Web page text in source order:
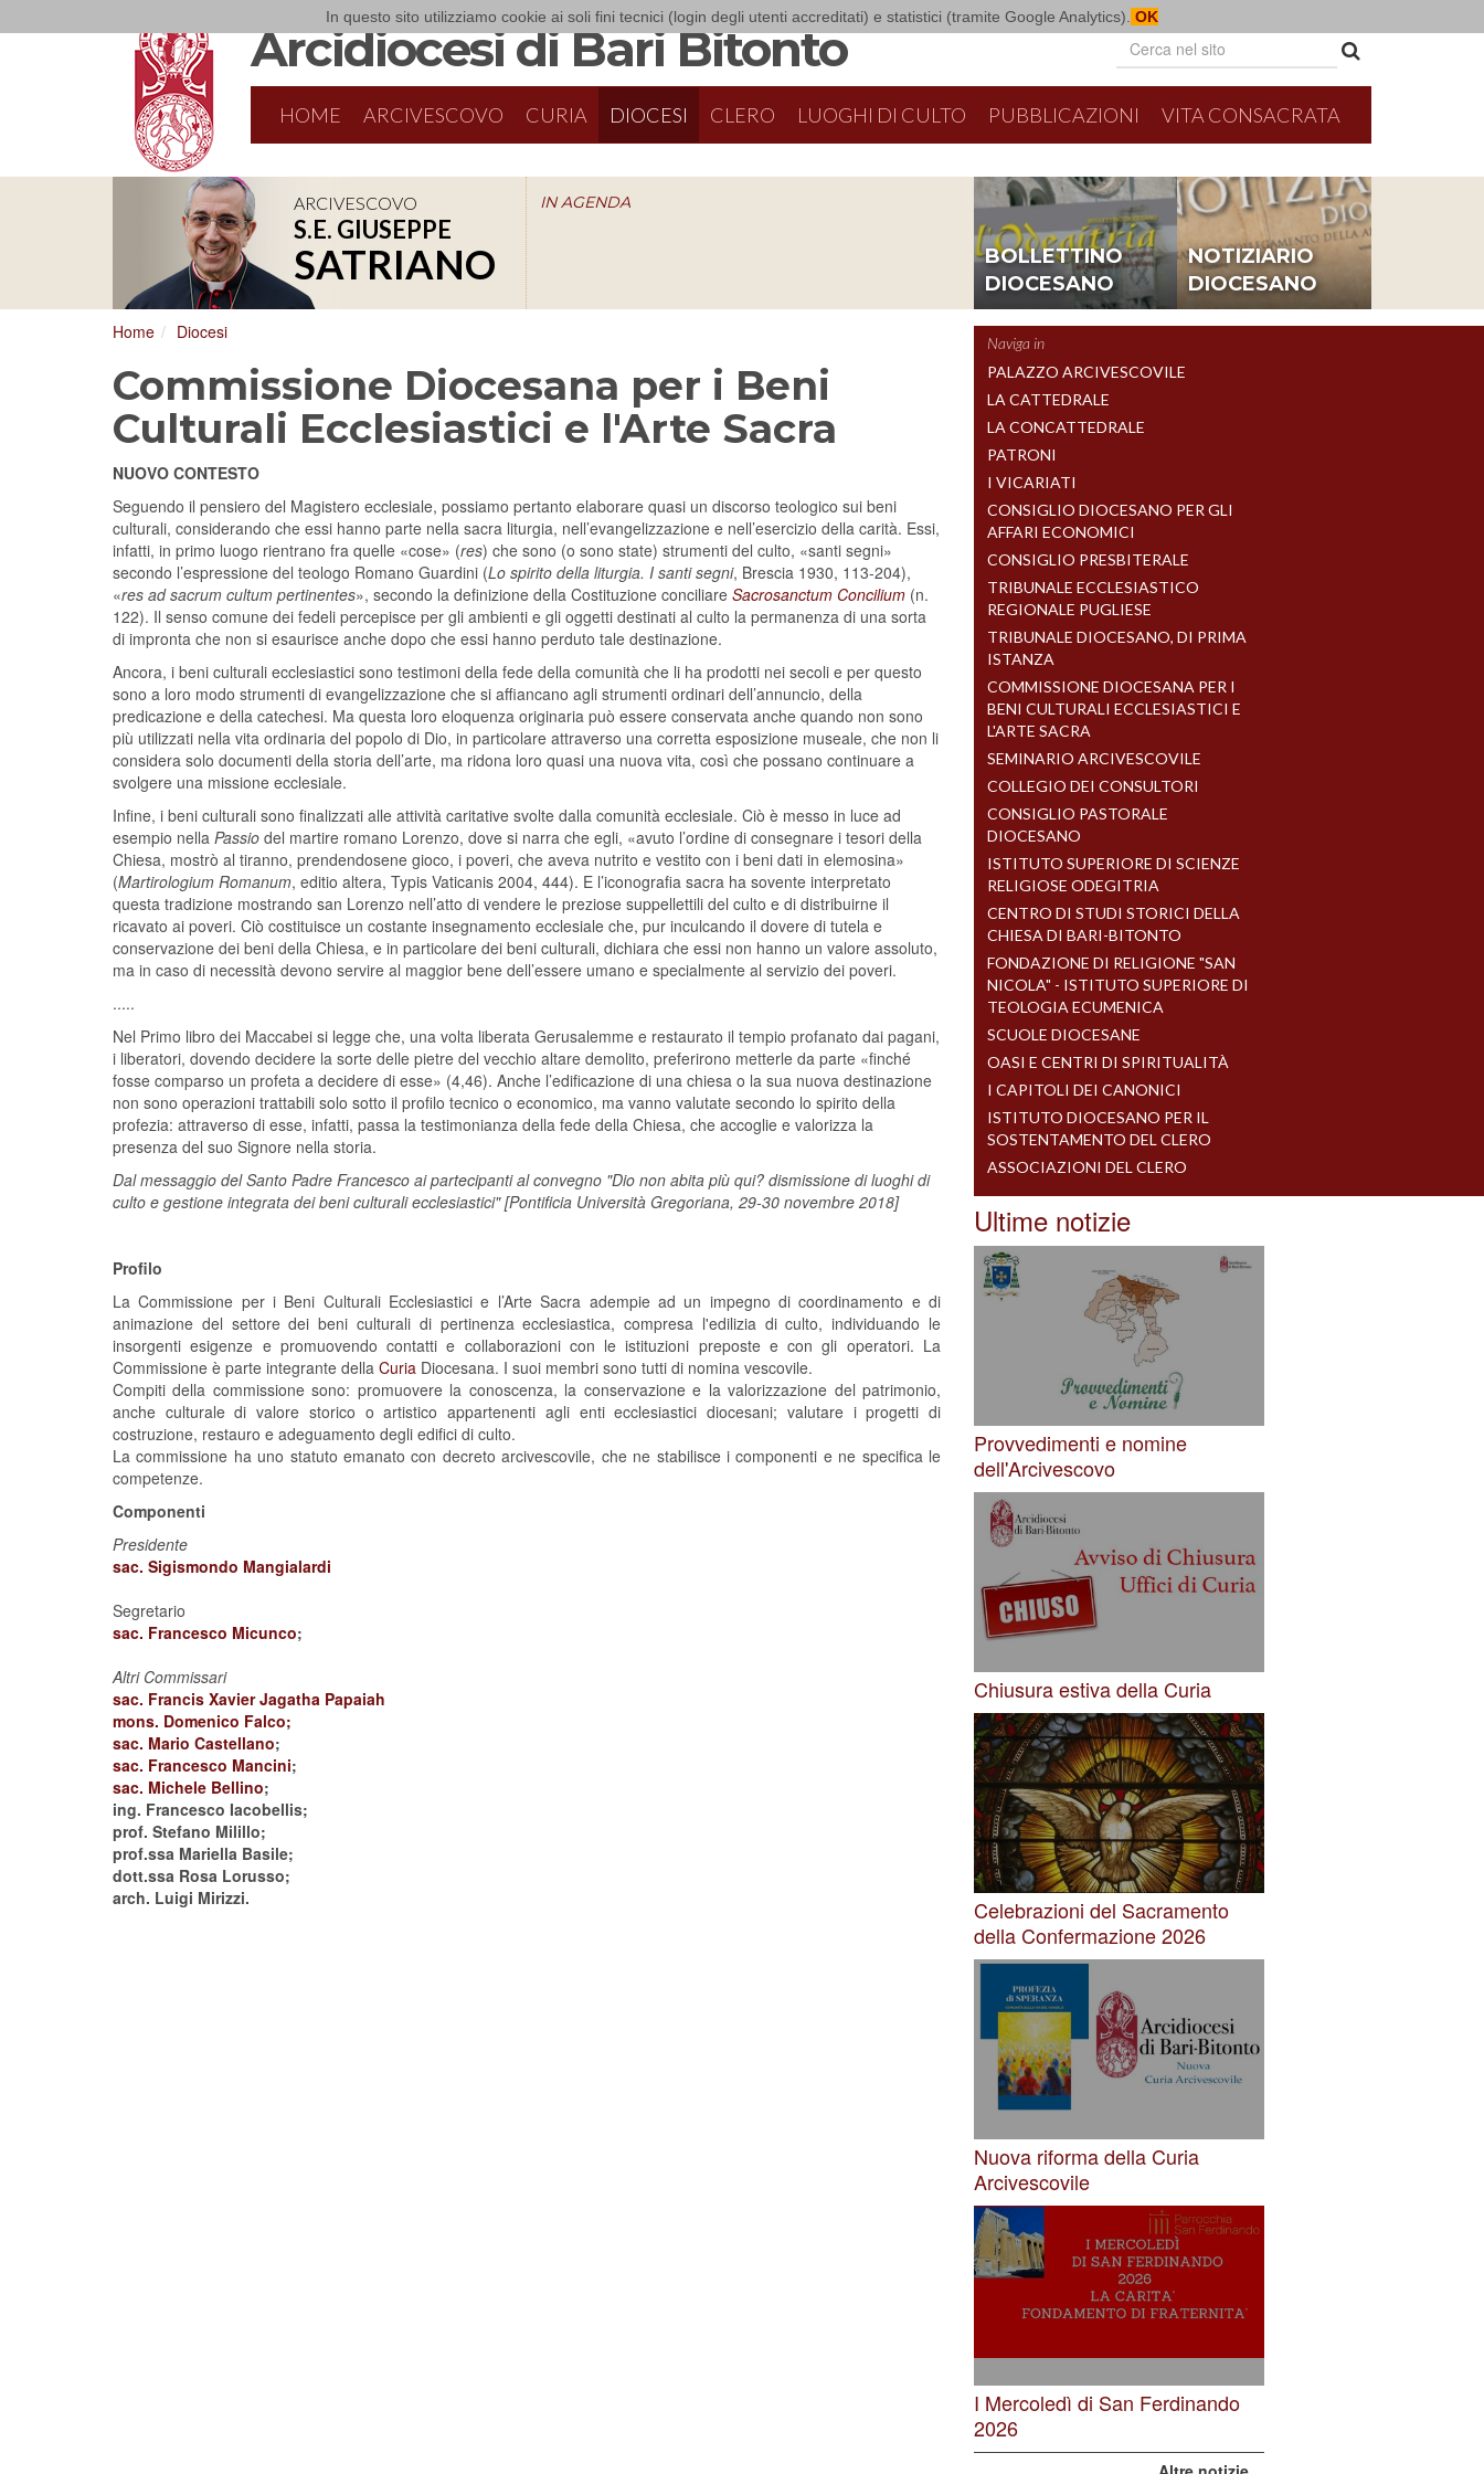
In questo sito utilizziamo cookie ai soli fini tecnici (login degli utenti accreditati) e statistici (tramite Google Analytics). OK
Arcidiocesi di Bari Bitonto
HOME ARCIVESCOVO CURIA DIOCESI CLERO LUOGHI DI CULTO PUBBLICAZIONI VITA CONSACRATA
ARCIVESCOVO
S.E. GIUSEPPE
SATRIANO
IN AGENDA
BOLLETTINO
DIOCESANO
NOTIZIARIO
DIOCESANO
Home Diocesi
Commissione Diocesana per i Beni
Culturali Ecclesiastici e l'Arte Sacra
NUOVO CONTESTO
Seguendo il pensiero del Magistero ecclesiale, possiamo pertanto elaborare quasi un discorso teologico sui beni
culturali, considerando che essi hanno parte nella sacra liturgia, nell’evangelizzazione e nell’esercizio della carità. Essi,
infatti, in primo luogo rientrano fra quelle «cose» (res) che sono (o sono state) strumenti del culto, «santi segni»
secondo l’espressione del teologo Romano Guardini (Lo spirito della liturgia. I santi segni, Brescia 1930, 113-204),
«res ad sacrum cultum pertinentes», secondo la definizione della Costituzione conciliare Sacrosanctum Concilium (n.
122). Il senso comune dei fedeli percepisce per gli ambienti e gli oggetti destinati al culto la permanenza di una sorta
di impronta che non si esaurisce anche dopo che essi hanno perduto tale destinazione.
Ancora, i beni culturali ecclesiastici sono testimoni della fede della comunità che li ha prodotti nei secoli e per questo
sono a loro modo strumenti di evangelizzazione che si affiancano agli strumenti ordinari dell’annuncio, della
predicazione e della catechesi. Ma questa loro eloquenza originaria può essere conservata anche quando non sono
più utilizzati nella vita ordinaria del popolo di Dio, in particolare attraverso una corretta esposizione museale, che non li
considera solo documenti della storia dell’arte, ma ridona loro quasi una nuova vita, così che possano continuare a
svolgere una missione ecclesiale.
Infine, i beni culturali sono finalizzati alle attività caritative svolte dalla comunità ecclesiale. Ciò è messo in luce ad
esempio nella Passio del martire romano Lorenzo, dove si narra che egli, «avuto l’ordine di consegnare i tesori della
Chiesa, mostrò al tiranno, prendendosene gioco, i poveri, che aveva nutrito e vestito con i beni dati in elemosina»
(Martirologium Romanum, editio altera, Typis Vaticanis 2004, 444). E l’iconografia sacra ha sovente interpretato
questa tradizione mostrando san Lorenzo nell’atto di vendere le preziose suppellettili del culto e di distribuirne il
ricavato ai poveri. Ciò costituisce un costante insegnamento ecclesiale che, pur inculcando il dovere di tutela e
conservazione dei beni della Chiesa, e in particolare dei beni culturali, dichiara che essi non hanno un valore assoluto,
ma in caso di necessità devono servire al maggior bene dell’essere umano e specialmente al servizio dei poveri.
.....
Nel Primo libro dei Maccabei si legge che, una volta liberata Gerusalemme e restaurato il tempio profanato dai pagani,
i liberatori, dovendo decidere la sorte delle pietre del vecchio altare demolito, preferirono metterle da parte «finché
fosse comparso un profeta a decidere di esse» (4,46). Anche l’edificazione di una chiesa o la sua nuova destinazione
non sono operazioni trattabili solo sotto il profilo tecnico o economico, ma vanno valutate secondo lo spirito della
profezia: attraverso di esse, infatti, passa la testimonianza della fede della Chiesa, che accoglie e valorizza la
presenza del suo Signore nella storia.
Dal messaggio del Santo Padre Francesco ai partecipanti al convegno "Dio non abita più qui? dismissione di luoghi di
culto e gestione integrata dei beni culturali ecclesiastici" [Pontificia Università Gregoriana, 29-30 novembre 2018]
Profilo
La Commissione per i Beni Culturali Ecclesiastici e l’Arte Sacra adempie ad un impegno di coordinamento e di
animazione del settore dei beni culturali di pertinenza ecclesiastica, compresa l'edilizia di culto, individuando le
insorgenti esigenze e promuovendo contatti e collaborazioni con le istituzioni preposte e con gli operatori. La
Commissione è parte integrante della Curia Diocesana. I suoi membri sono tutti di nomina vescovile.
Compiti della commissione sono: promuovere la conoscenza, la conservazione e la valorizzazione del patrimonio,
anche culturale di valore storico o artistico appartenenti agli enti ecclesiastici diocesani; valutare i progetti di
costruzione, restauro e adeguamento degli edifici di culto.
La commissione ha uno statuto emanato con decreto arcivescovile, che ne stabilisce i componenti e ne specifica le
competenze.
Componenti
Presidente
sac. Sigismondo Mangialardi
Segretario
sac. Francesco Micunco;
Altri Commissari
sac. Francis Xavier Jagatha Papaiah
mons. Domenico Falco;
sac. Mario Castellano;
sac. Francesco Mancini;
sac. Michele Bellino;
ing. Francesco Iacobellis;
prof. Stefano Milillo;
prof.ssa Mariella Basile;
dott.ssa Rosa Lorusso;
arch. Luigi Mirizzi.
Naviga in
PALAZZO ARCIVESCOVILE
LA CATTEDRALE
LA CONCATTEDRALE
PATRONI
I VICARIATI
CONSIGLIO DIOCESANO PER GLI
AFFARI ECONOMICI
CONSIGLIO PRESBITERALE
TRIBUNALE ECCLESIASTICO
REGIONALE PUGLIESE
TRIBUNALE DIOCESANO, DI PRIMA
ISTANZA
COMMISSIONE DIOCESANA PER I
BENI CULTURALI ECCLESIASTICI E
L'ARTE SACRA
SEMINARIO ARCIVESCOVILE
COLLEGIO DEI CONSULTORI
CONSIGLIO PASTORALE
DIOCESANO
ISTITUTO SUPERIORE DI SCIENZE
RELIGIOSE ODEGITRIA
CENTRO DI STUDI STORICI DELLA
CHIESA DI BARI-BITONTO
FONDAZIONE DI RELIGIONE "SAN
NICOLA" - ISTITUTO SUPERIORE DI
TEOLOGIA ECUMENICA
SCUOLE DIOCESANE
OASI E CENTRI DI SPIRITUALITÀ
I CAPITOLI DEI CANONICI
ISTITUTO DIOCESANO PER IL
SOSTENTAMENTO DEL CLERO
ASSOCIAZIONI DEL CLERO
Ultime notizie
Provvedimenti e nomine
dell'Arcivescovo
Chiusura estiva della Curia
Celebrazioni del Sacramento
della Confermazione 2026
Nuova riforma della Curia
Arcivescovile
I Mercoledì di San Ferdinando
2026